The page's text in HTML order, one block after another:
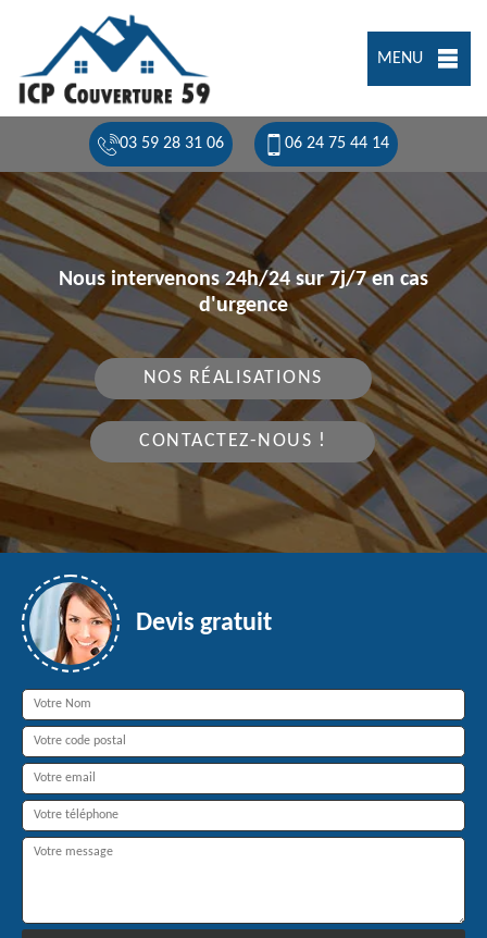
MENU
03 59 28 31 06 06 24 75 44 14
Nous intervenons 24h/24 sur 7j/7 en cas
d'urgence
NOS RÉALISATIONS
CONTACTEZ-NOUS !
Devis gratuit